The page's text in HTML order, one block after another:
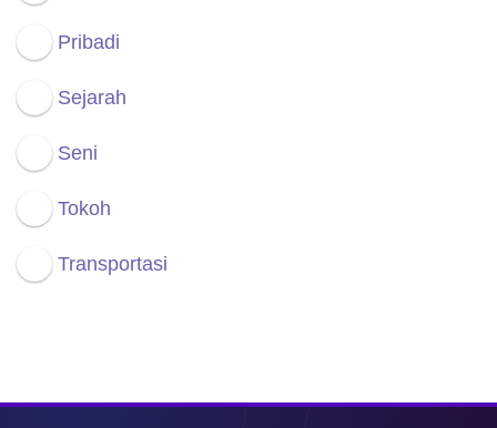
Pribadi
Sejarah
Seni
Tokoh
Transportasi